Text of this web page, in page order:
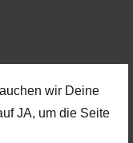
wir Deine
JA, um die Seite